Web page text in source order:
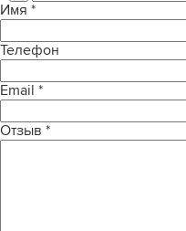
Имя *
Телефон
Email *
Отзыв *